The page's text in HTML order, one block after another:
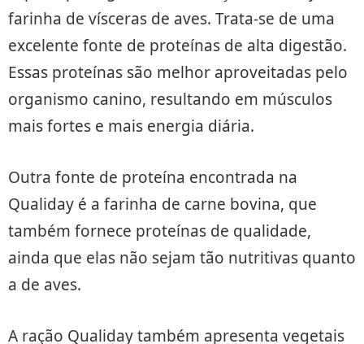
farinha de vísceras de aves. Trata-se de uma
excelente fonte de proteínas de alta digestão.
Essas proteínas são melhor aproveitadas pelo
organismo canino, resultando em músculos
mais fortes e mais energia diária.
Outra fonte de proteína encontrada na
Qualiday é a farinha de carne bovina, que
também fornece proteínas de qualidade,
ainda que elas não sejam tão nutritivas quanto
a de aves.
A ração Qualiday também apresenta vegetais